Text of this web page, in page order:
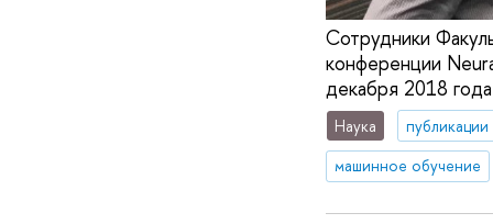
Сотрудники
конференции
декабря 2018
Наука
публикации
машинное обучение